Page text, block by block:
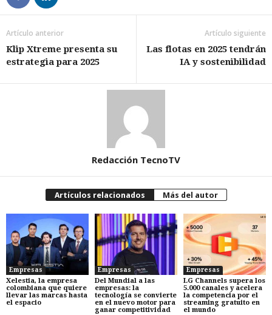
Artículo anterior
Klip Xtreme presenta su
estrategia para 2025
Artículo siguiente
Las flotas en 2025 tendrán
IA y sostenibilidad
Redacción TecnoTV
Artículos relacionados Más del autor
Empresas
Xelestia, la empresa
colombiana que quiere
llevar las marcas hasta
el espacio
Empresas
Del Mundial a las
empresas: la
tecnología se convierte
en el nuevo motor para
ganar competitividad
Empresas
LG Channels supera los
5.000 canales y acelera
la competencia por el
streaming gratuito en
el mundo